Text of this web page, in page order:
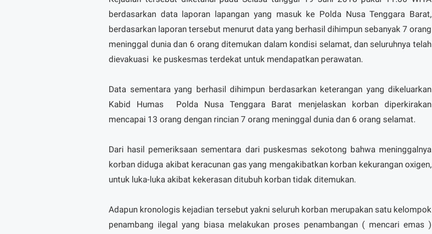
berdasarkan data laporan lapangan yang masuk ke Polda Nusa Tenggara Barat,
berdasarkan laporan tersebut menurut data yang berhasil dihimpun sebanyak 7 orang
meninggal dunia dan 6 orang ditemukan dalam kondisi selamat, dan seluruhnya telah
dievakuasi ke puskesmas terdekat untuk mendapatkan perawatan.
Data sementara yang berhasil dihimpun berdasarkan keterangan yang dikeluarkan
Kabid Humas Polda Nusa Tenggara Barat menjelaskan korban diperkirakan
mencapai 13 orang dengan rincian 7 orang meninggal dunia dan 6 orang selamat.
Dari hasil pemeriksaan sementara dari puskesmas sekotong bahwa meninggalnya
korban diduga akibat keracunan gas yang mengakibatkan korban kekurangan oxigen,
untuk luka-luka akibat kekerasan ditubuh korban tidak ditemukan.
Adapun kronologis kejadian tersebut yakni seluruh korban merupakan satu kelompok
penambang ilegal yang biasa melakukan proses penambangan ( mencari emas )